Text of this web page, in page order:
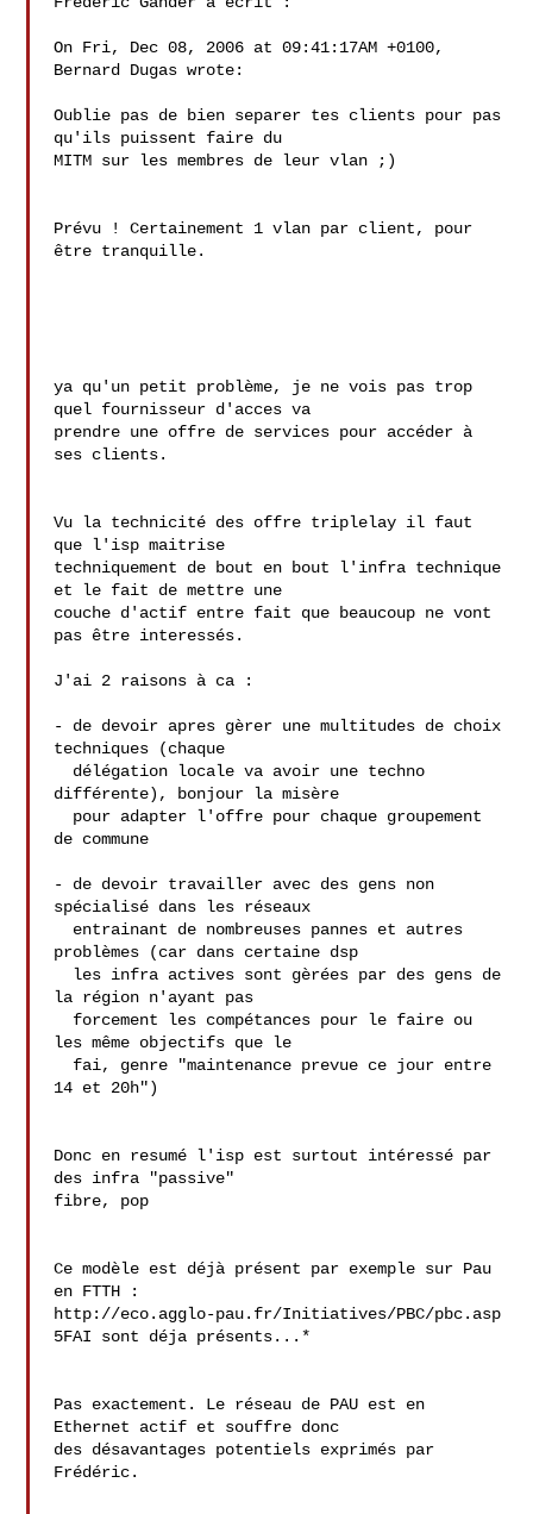
On Fri, Dec 08, 2006 at 09:41:17AM +0100,
Bernard Dugas wrote:
Oublie pas de bien separer tes clients pour pas
qu'ils puissent faire du
MITM sur les membres de leur vlan ;)
Prévu ! Certainement 1 vlan par client, pour
être tranquille.
ya qu'un petit problème, je ne vois pas trop
quel fournisseur d'acces va
prendre une offre de services pour accéder à
ses clients.
Vu la technicité des offre triplelay il faut
que l'isp maitrise
techniquement de bout en bout l'infra technique
et le fait de mettre une
couche d'actif entre fait que beaucoup ne vont
pas être interessés.
J'ai 2 raisons à ca :
- de devoir apres gèrer une multitudes de choix
techniques (chaque
différente), bonjour la misère
de commune
- de devoir travailler avec des gens non
spécialisé dans les réseaux
problèmes (car dans certaine dsp
la région n'ayant pas
les même objectifs que le
14 et 20h")
Donc en resumé l'isp est surtout intéressé par
des infra "passive"
fibre, pop
Ce modèle est déjà présent par exemple sur Pau
en FTTH :
http://eco.agglo-pau.fr/Initiatives/PBC/pbc.asp
5FAI sont déja présents...*
Pas exactement. Le réseau de PAU est en
Ethernet actif et souffre donc
des désavantages potentiels exprimés par
Frédéric.